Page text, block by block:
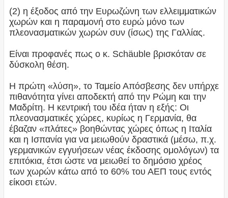
(2) η έξοδος από την Ευρωζώνη των ελλειμματικών
χωρών και η παραμονή στο ευρώ μόνο των
πλεονασματικών χωρών συν (ίσως) της Γαλλίας.
Είναι προφανές πως ο κ. Schäuble βρισκόταν σε
δύσκολη θέση.
Η πρώτη «λύση», το Ταμείο Απόσβεσης δεν υπήρχε
πιθανότητα γίνει αποδεκτή από την Ρώμη και την
Μαδρίτη. Η κεντρική του ιδέα ήταν η εξής: Οι
πλεονασματικές χώρες, κυρίως η Γερμανία, θα
έβαζαν «πλάτες» βοηθώντας χώρες όπως η Ιταλία
και η Ισπανία για να μειωθούν δραστικά (μέσω, π.χ.
γερμανικών εγγυήσεων νέας έκδοσης ομολόγων) τα
επιτόκια, έτσι ώστε να μειωθεί το δημόσιο χρέος
των χωρών κάτω από το 60% του ΑΕΠ τους εντός
είκοσι ετών.